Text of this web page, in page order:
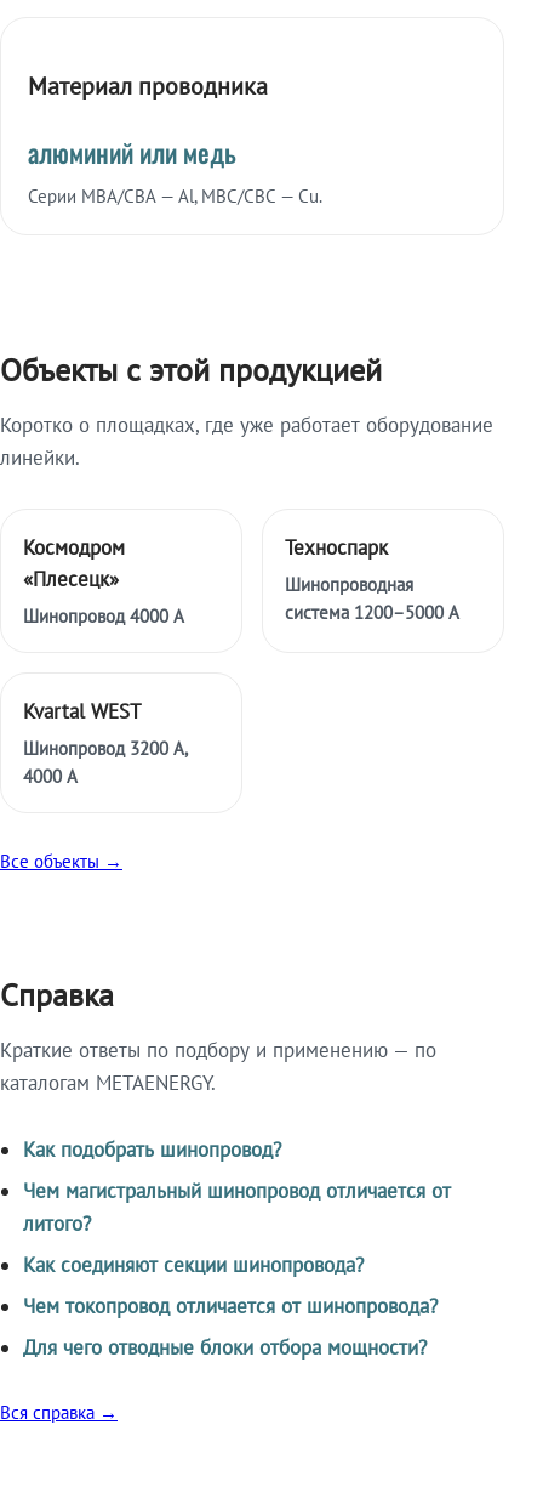
Материал проводника
алюминий или медь
Серии МВА/СВА — Al, МВС/СВС — Cu.
Объекты с этой продукцией
Коротко о площадках, где уже работает оборудование
линейки.
Космодром
«Плесецк»
Шинопровод 4000 А
Техноспарк
Шинопроводная
система 1200–5000 А
Kvartal WEST
Шинопровод 3200 А,
4000 А
Все объекты →
Справка
Краткие ответы по подбору и применению — по
каталогам METAENERGY.
Как подобрать шинопровод?
Чем магистральный шинопровод отличается от
литого?
Как соединяют секции шинопровода?
Чем токопровод отличается от шинопровода?
Для чего отводные блоки отбора мощности?
Вся справка →